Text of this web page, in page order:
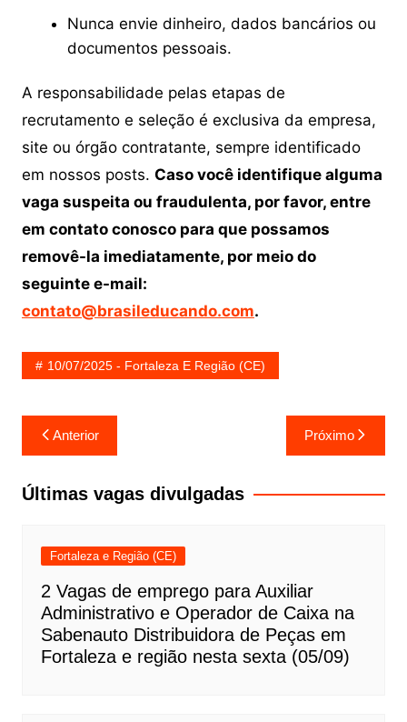
Nunca envie dinheiro, dados bancários ou
documentos pessoais.
A responsabilidade pelas etapas de
recrutamento e seleção é exclusiva da empresa,
site ou órgão contratante, sempre identificado
em nossos posts. Caso você identifique alguma
vaga suspeita ou fraudulenta, por favor, entre
em contato conosco para que possamos
removê-la imediatamente, por meio do
seguinte e-mail:
contato@brasileducando.com.
10/07/2025 - Fortaleza E Região (CE)
Navegação
de
Post
Anterior Próximo
Últimas vagas divulgadas
Fortaleza e Região (CE)
2 Vagas de emprego para Auxiliar
Administrativo e Operador de Caixa na
Sabenauto Distribuidora de Peças em
Fortaleza e região nesta sexta (05/09)